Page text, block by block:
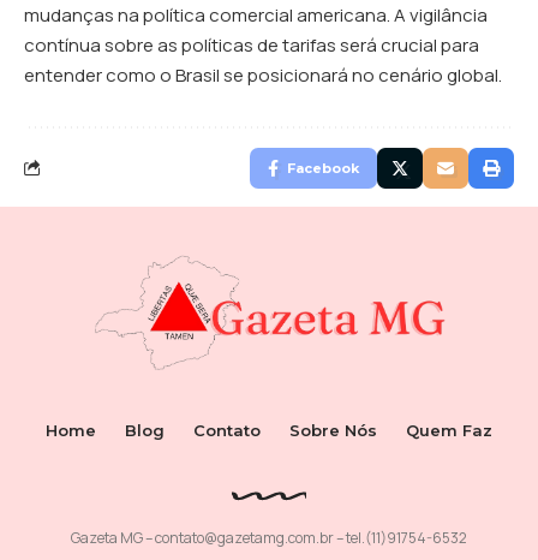
mudanças na política comercial americana. A vigilância
contínua sobre as políticas de tarifas será crucial para
entender como o Brasil se posicionará no cenário global.
Facebook
Home Blog Contato Sobre Nós Quem Faz
Gazeta MG –contato@gazetamg.com.br– tel.(11)91754-6532